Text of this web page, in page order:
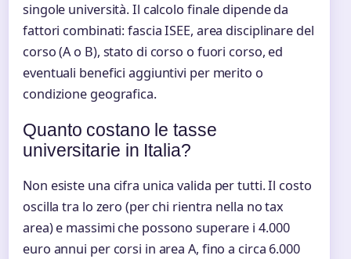
singole università. Il calcolo finale dipende da
fattori combinati: fascia ISEE, area disciplinare del
corso (A o B), stato di corso o fuori corso, ed
eventuali benefici aggiuntivi per merito o
condizione geografica.
Quanto costano le tasse
universitarie in Italia?
Non esiste una cifra unica valida per tutti. Il costo
oscilla tra lo zero (per chi rientra nella no tax
area) e massimi che possono superare i 4.000
euro annui per corsi in area A, fino a circa 6.000